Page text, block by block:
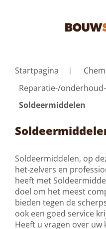
Startpagina
Reparatie-/
Soldeermiddelen
Soldeermiddelen, op
het-zelvers en
heeft met
doel om het meest
bieden tegen de
ook een goed service
Heeft u vragen over